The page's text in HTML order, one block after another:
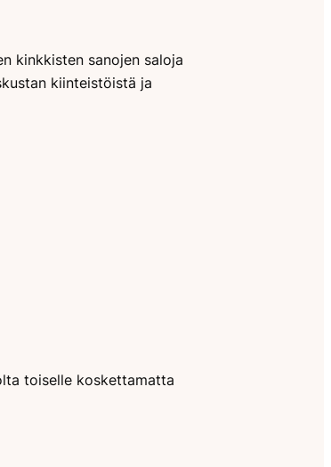
kinkkisten sanojen saloja
kiinteistöistä ja
toiselle koskettamatta